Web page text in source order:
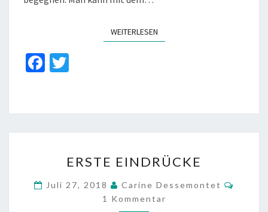
WEITERLESENWEITERLESEN
Fa
o
o
er
EINDRÜCKE
ERSTE EINDRÜCKE
Juli 27, 2018 Carine Dessemontet
1 Kommentar